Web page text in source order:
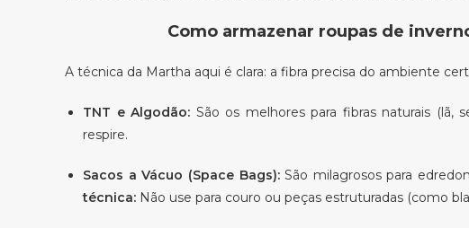
Como armazenar roupas de
A técnica da Martha aqui é clara: a fibra precisa do ambiente
TNT e Algodão: São os melhores para fibras naturais
respire.
Sacos a Vácuo (Space Bags):São milagrosos para
técnica: Não use para couro ou peças estruturadas (como